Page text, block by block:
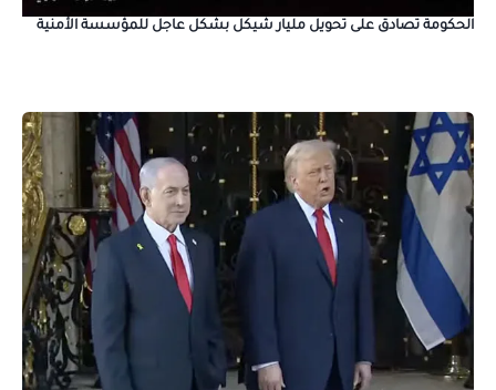
الحكومة تصادق على تحويل مليار شيكل بشكل عاجل للمؤسسة الأمنية